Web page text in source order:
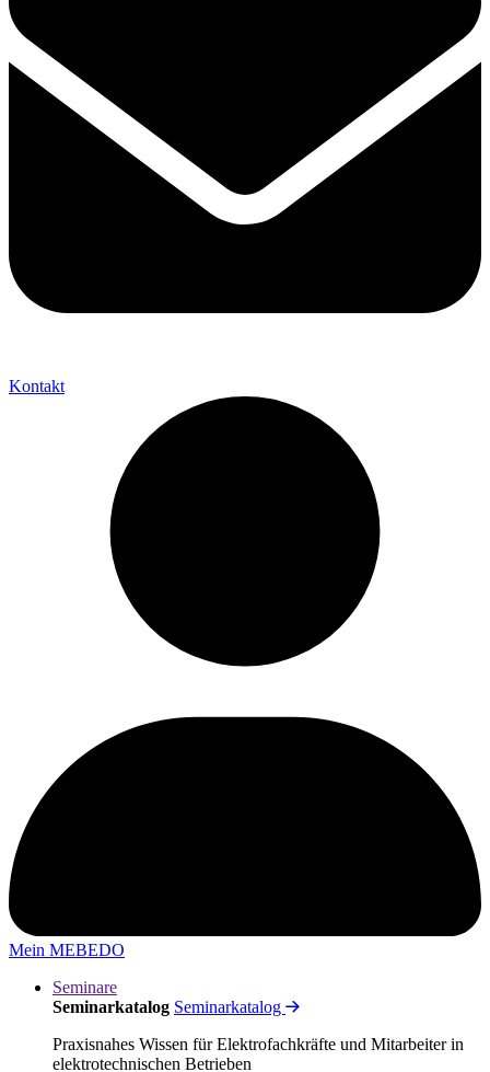
Kontakt
Mein MEBEDO
Seminare
Seminarkatalog Seminarkatalog
Praxisnahes Wissen für Elektrofachkräfte und Mitarbeiter in
elektrotechnischen Betrieben